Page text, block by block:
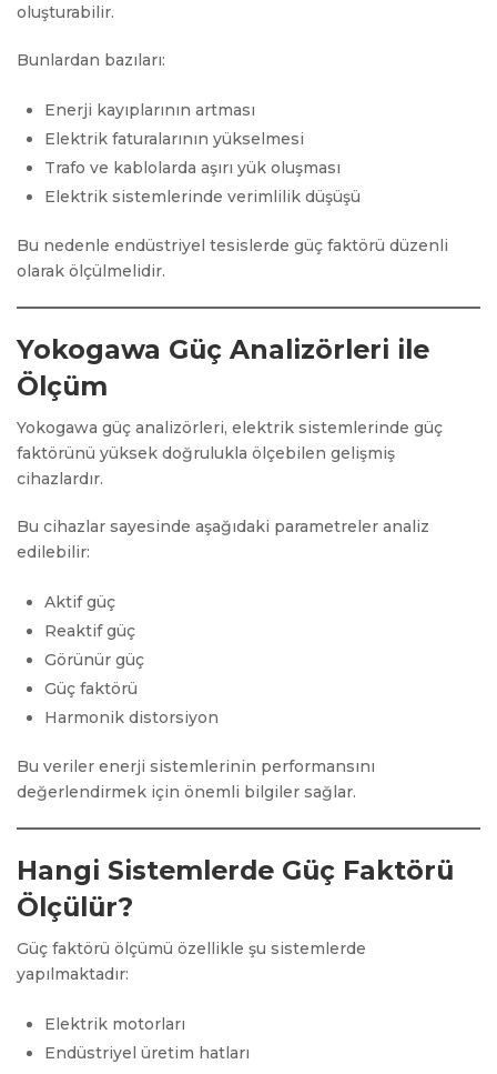
oluşturabilir.
Bunlardan bazıları:
Enerji kayıplarının artması
Elektrik faturalarının yükselmesi
Trafo ve kablolarda aşırı yük oluşması
Elektrik sistemlerinde verimlilik düşüşü
Bu nedenle endüstriyel tesislerde güç faktörü düzenli
olarak ölçülmelidir.
Yokogawa Güç Analizörleri ile
Ölçüm
Yokogawa güç analizörleri, elektrik sistemlerinde güç
faktörünü yüksek doğrulukla ölçebilen gelişmiş
cihazlardır.
Bu cihazlar sayesinde aşağıdaki parametreler analiz
edilebilir:
Aktif güç
Reaktif güç
Görünür güç
Güç faktörü
Harmonik distorsiyon
Bu veriler enerji sistemlerinin performansını
değerlendirmek için önemli bilgiler sağlar.
Hangi Sistemlerde Güç Faktörü
Ölçülür?
Güç faktörü ölçümü özellikle şu sistemlerde
yapılmaktadır:
Elektrik motorları
Endüstriyel üretim hatları